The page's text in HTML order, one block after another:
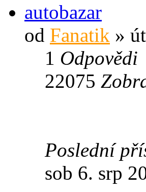
autobazar
od Fanatik »
1 Odpovědi
22075
Poslední
sob 6. srp